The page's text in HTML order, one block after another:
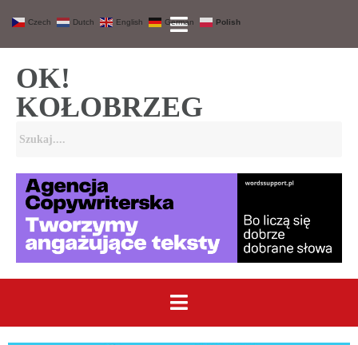
OK!
KOŁOBRZEG
Czech Dutch English German Polish